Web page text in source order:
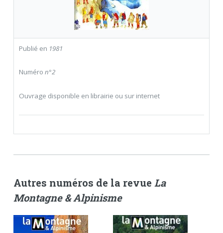
Publié en 1981
Numéro n°2
Ouvrage disponible en librairie ou sur internet
Autres numéros de la revue La
Montagne & Alpinisme